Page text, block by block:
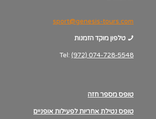
sport@genesis-tours.com
טלפון מוקד הזמנות
Tel: (972) 074-728-5548
טופס מספר חזה
טופס נטילת אחריות לפעילות אופניים